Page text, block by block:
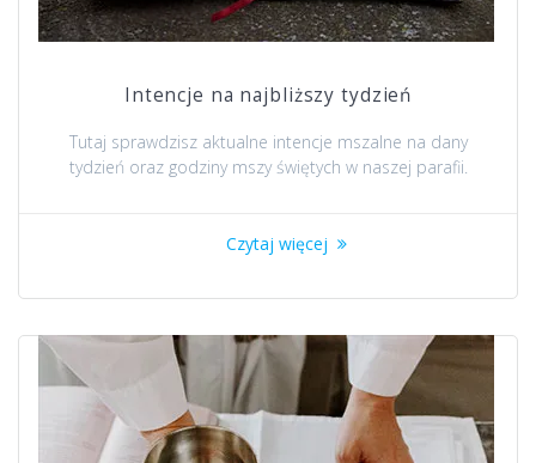
Intencje na najbliższy tydzień
Tutaj sprawdzisz aktualne intencje mszalne na dany
tydzień oraz godziny mszy świętych w naszej parafii.
Czytaj więcej